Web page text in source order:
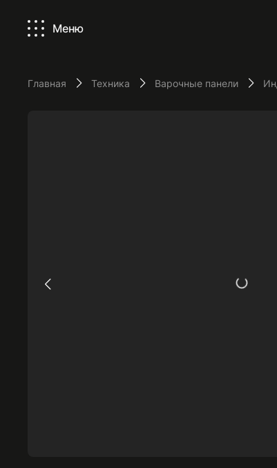
Меню
Главная Техника Варочные панели